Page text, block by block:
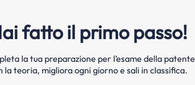
fatto il primo passo!
la tua preparazione per l’esame della patente
la teoria, migliora ogni giorno e sali in classifica.